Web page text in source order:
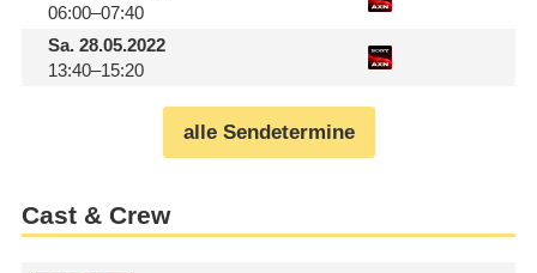
06:00–07:40
Sa.28.05.2022
13:40–15:20
alle Sendetermine
Cast & Crew